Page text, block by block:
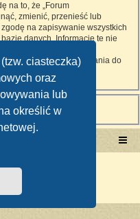
ciasteczka)
oraz
lub
określić w
na to, że „Forum
zmienić, przenieść lub
na zapisywanie wszystkich
danych. Informacje te nie
za włamania do
danych.